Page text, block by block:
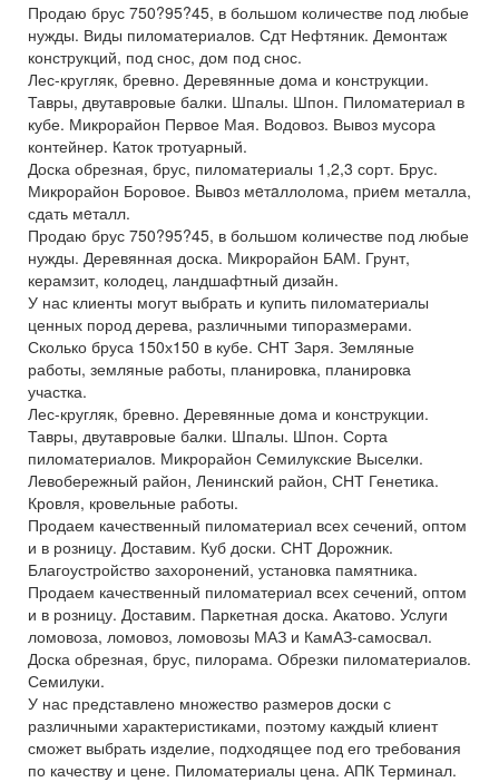
Продаю брус 750?95?45, в большом количестве под любые
нужды. Виды пиломатериалов. Сдт Нефтяник. Демонтаж
конструкций, под снос, дом под снос.
Лес-кругляк, бревно. Деревянные дома и конструкции.
Тавры, двутавровые балки. Шпалы. Шпон. Пиломатериал в
кубе. Микрорайон Первое Мая. Водовоз. Вывоз мусора
контейнер. Каток тротуарный.
Доска обрезная, брус, пиломатериалы 1,2,3 сорт. Брус.
Микрорайон Боровое. Bывoз мeтaллолома, пpиeм металла,
сдать мeталл.
Продаю брус 750?95?45, в большом количестве под любые
нужды. Деревянная доска. Микрорайон БАМ. Грунт,
керамзит, колодец, ландшафтный дизайн.
У нас клиенты могут выбрать и купить пиломатериалы
ценных пород дерева, различными типоразмерами.
Сколько бруса 150х150 в кубе. СНТ Заря. Земляные
работы, земляные работы, планировка, планировка
участка.
Лес-кругляк, бревно. Деревянные дома и конструкции.
Тавры, двутавровые балки. Шпалы. Шпон. Сорта
пиломатериалов. Микрорайон Семилукские Выселки.
Левобережный район, Ленинский район, СНТ Генетика.
Кровля, кровельные работы.
Продаем качественный пиломатериал всех сечений, оптом
и в розницу. Доставим. Куб доски. СНТ Дорожник.
Благоустройство захоронений, установка памятника.
Продаем качественный пиломатериал всех сечений, оптом
и в розницу. Доставим. Паркетная доска. Акатово. Услуги
ломовоза, ломовоз, ломовозы МАЗ и КамАЗ-самосвал.
Доска обрезная, брус, пилорама. Обрезки пиломатериалов.
Семилуки.
У нас представлено множество размеров доски с
различными характеристиками, поэтому каждый клиент
сможет выбрать изделие, подходящее под его требования
по качеству и цене. Пиломатериалы цена. АПК Терминал.